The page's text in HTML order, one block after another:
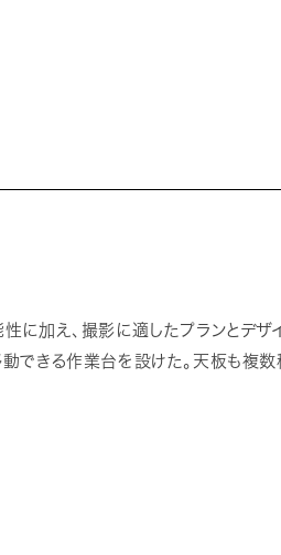
に加え、撮影に適したプランとデザ
できる作業台を設けた。天板も複